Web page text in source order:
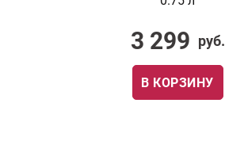
3 299 руб.
В КОРЗИНУ